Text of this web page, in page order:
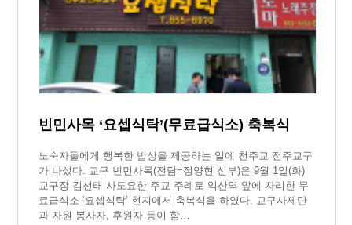
빈민사목 ‘요셉식탁’(무료급식소) 축복식
노숙자들에게 행복한 밥상을 제공하는 일에 천주교 전주교구
가 나섰다. 교구 빈민사목(전담=정양현 신부)은 9월 1일(화)
교구장 김선태 사도요한 주교 주례로 익산역 앞에 자리한 무
료급식소 ‘요셉식탁’ 현지에서 축복식을 하였다. 교구사제단
과 자원 봉사자, 후원자 등이 함…